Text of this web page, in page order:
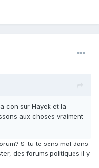
con sur Hayek et la
aux choses vraiment
Si tu te sens mal dans
des forums politiques il y